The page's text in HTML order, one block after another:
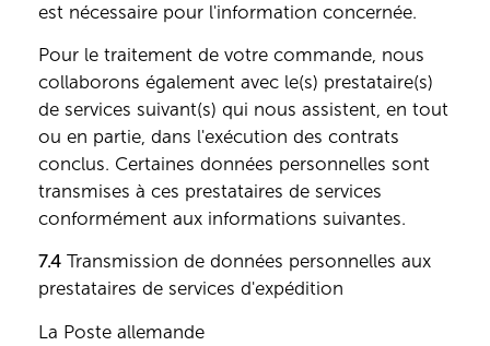
est nécessaire pour l'information concernée.
Pour le traitement de votre commande, nous
collaborons également avec le(s) prestataire(s)
de services suivant(s) qui nous assistent, en tout
ou en partie, dans l'exécution des contrats
conclus. Certaines données personnelles sont
transmises à ces prestataires de services
conformément aux informations suivantes.
7.4 Transmission de données personnelles aux
prestataires de services d'expédition
La Poste allemande